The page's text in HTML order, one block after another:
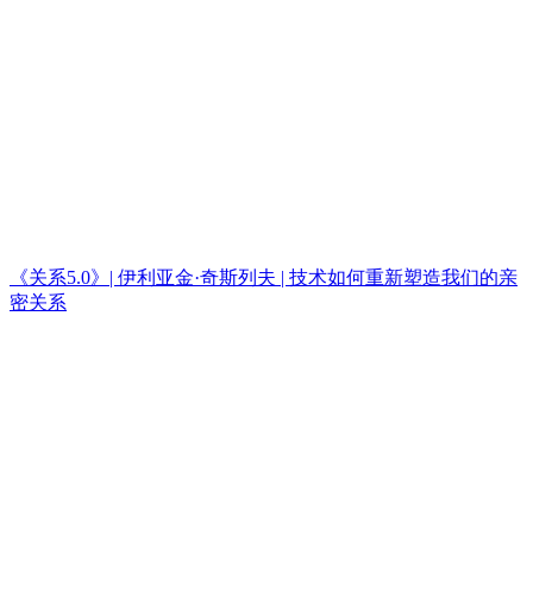
《关系5.0》| 伊利亚金·奇斯列夫 | 技术如何重新塑造我们的亲
密关系